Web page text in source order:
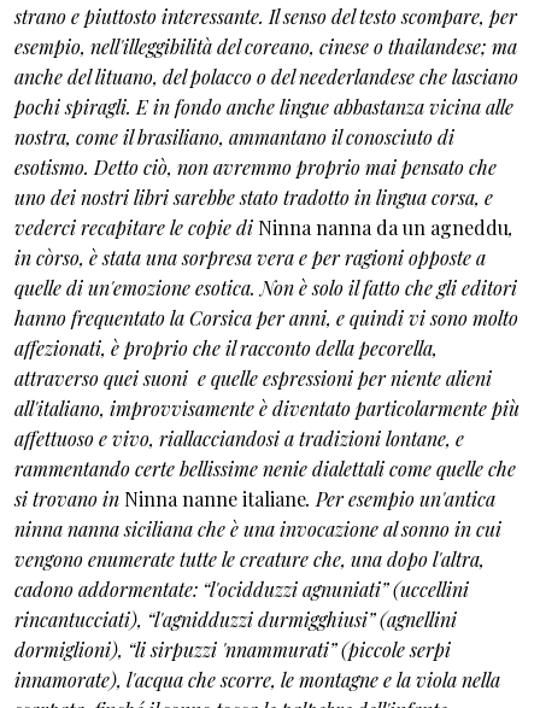
strano e piuttosto interessante. Il senso del testo scompare, per
esempio, nell'illeggibilità del coreano, cinese o thailandese; ma
anche del lituano, del polacco o del neederlandese che lasciano
pochi spiragli. E in fondo anche lingue abbastanza vicina alle
nostra, come il brasiliano, ammantano il conosciuto di
esotismo. Detto ciò, non avremmo proprio mai pensato che
uno dei nostri libri sarebbe stato tradotto in lingua corsa, e
vederci recapitare le copie di Ninna nanna da un agneddu,
in còrso, è stata una sorpresa vera e per ragioni opposte a
quelle di un'emozione esotica. Non è solo il fatto che gli editori
hanno frequentato la Corsica per anni, e quindi vi sono molto
affezionati, è proprio che il racconto della pecorella,
attraverso quei suoni e quelle espressioni per niente alieni
all'italiano, improvvisamente è diventato particolarmente più
affettuoso e vivo, riallacciandosi a tradizioni lontane, e
rammentando certe bellissime neniedialettali come quelle che
si trovano in Ninna nanne italiane. Per esempio un'antica
ninna nanna siciliana che è una invocazione al sonno in cui
vengono enumerate tutte le creature che, una dopo l'altra,
cadono addormentate: “l'ocidduzzi agnuniati” (uccellini
rincantucciati), “l'agnidduzzi durmigghiusi” (agnellini
dormiglioni), “li sirpuzzi 'nnammurati” (piccole serpi
innamorate), l'acqua che scorre, le montagne e la viola nella